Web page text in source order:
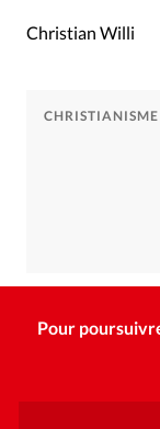
Christian Willi
Pour